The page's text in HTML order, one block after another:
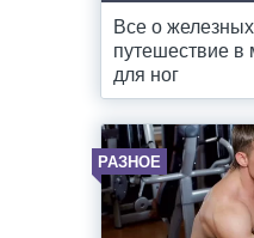
Все о
путешествие
для ног
РАЗНОЕ